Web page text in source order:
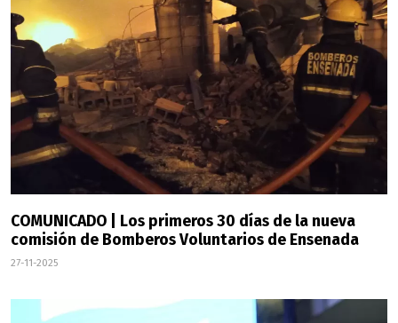
COMUNICADO | Los primeros 30 días de la nueva
comisión de Bomberos Voluntarios de Ensenada
27-11-2025